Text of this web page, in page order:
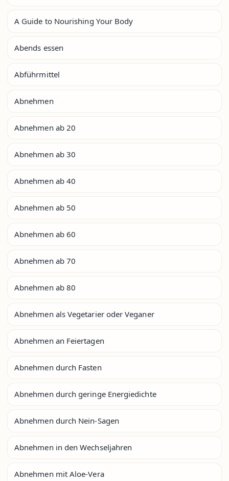
A Guide to Nourishing Your Body
Abends essen
Abführmittel
Abnehmen
Abnehmen ab 20
Abnehmen ab 30
Abnehmen ab 40
Abnehmen ab 50
Abnehmen ab 60
Abnehmen ab 70
Abnehmen ab 80
Abnehmen als Vegetarier oder Veganer
Abnehmen an Feiertagen
Abnehmen durch Fasten
Abnehmen durch geringe Energiedichte
Abnehmen durch Nein-Sagen
Abnehmen in den Wechseljahren
Abnehmen mit Aloe-Vera